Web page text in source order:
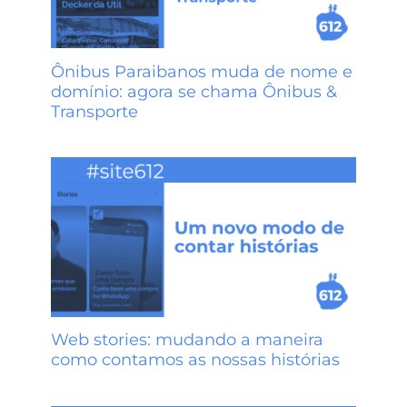
Ônibus Paraibanos muda de nome e
domínio: agora se chama Ônibus &
Transporte
Web stories: mudando a maneira
como contamos as nossas histórias